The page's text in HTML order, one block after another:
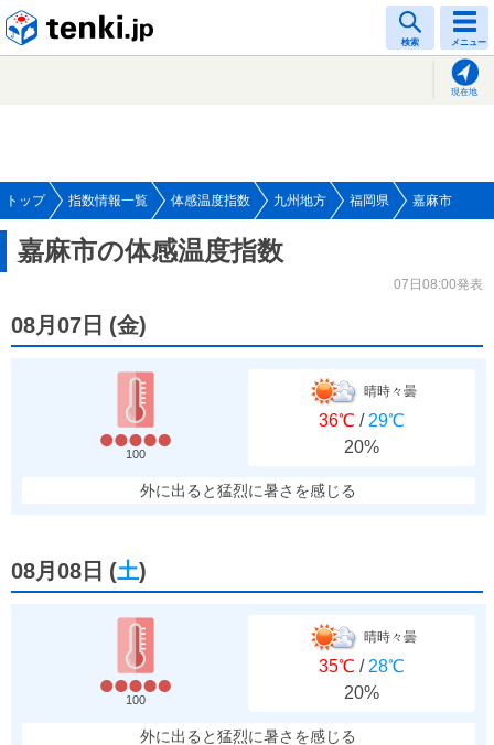
検索 メニュー
現在地
トップ 指数情報一覧 体感温度指数 九州地方 福岡県 嘉麻市
嘉麻市の体感温度指数
07日08:00発表
08月07日 (金)
100
晴時々曇
36℃ / 29℃
20%
外に出ると猛烈に暑さを感じる
08月08日 (土)
100
晴時々曇
35℃ / 28℃
20%
外に出ると猛烈に暑さを感じる